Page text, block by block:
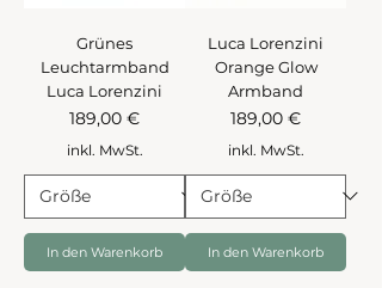
Grünes
Leuchtarmband
Luca Lorenzini
Preis
189,00 €
inkl. MwSt.
In den Warenkorb
Luca Lorenzini
Orange Glow
Armband
Preis
189,00 €
inkl. MwSt.
In den Warenkorb